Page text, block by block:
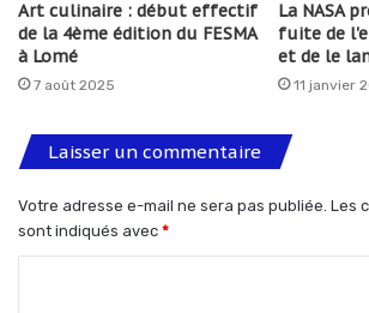
Art culinaire : début effectif
de la 4ème édition du FESMA
à Lomé
7 août 2025
La NASA
fuite de
et de le
11 janvier
Laisser un commentaire
Votre adresse e-mail ne sera pas publiée. Les
sont indiqués avec *